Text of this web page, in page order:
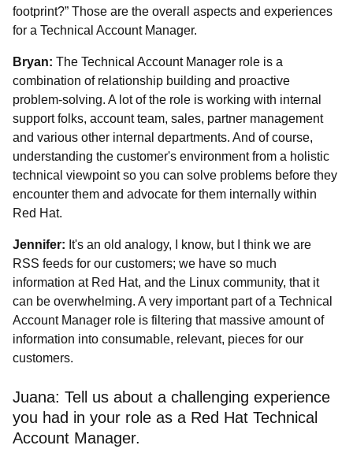
footprint?” Those are the overall aspects and experiences
for a Technical Account Manager.
Bryan: The Technical Account Manager role is a
combination of relationship building and proactive
problem-solving. A lot of the role is working with internal
support folks, account team, sales, partner management
and various other internal departments. And of course,
understanding the customer's environment from a holistic
technical viewpoint so you can solve problems before they
encounter them and advocate for them internally within
Red Hat.
Jennifer: It's an old analogy, I know, but I think we are
RSS feeds for our customers; we have so much
information at Red Hat, and the Linux community, that it
can be overwhelming. A very important part of a Technical
Account Manager role is filtering that massive amount of
information into consumable, relevant, pieces for our
customers.
Juana: Tell us about a challenging experience
you had in your role as a Red Hat Technical
Account Manager.